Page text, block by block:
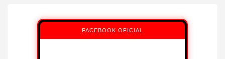
FACEBOOK OFICIAL